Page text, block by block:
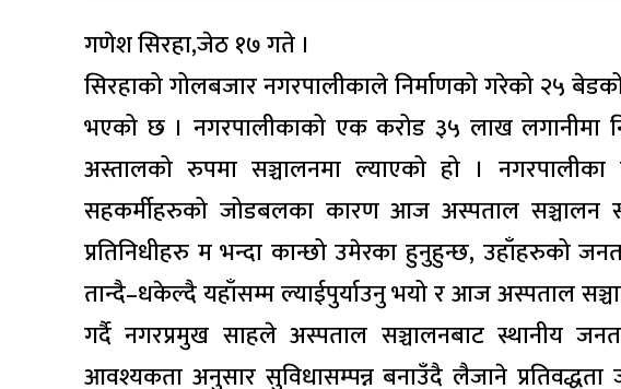
गणेश सिरहा,जेठ १७ गते ।
सिरहाको गोलबजार नगरपालीकाले निर्माणको गरेको २५
भएको छ । नगरपालीकाको एक करोड ३५ लाख लगानीमा
अस्तालको रुपमा सञ्चालनमा ल्याएको हो ।
सहकर्मीहरुको जोडबलका कारण आज अस्पताल
प्रतिनिधीहरु म भन्दा कान्छो उमेरका हुनुहुन्छ, उहाँहरुको
तान्दै–धकेल्दै यहाँसम्म ल्याईपुर्याउनु भयो र आज अस्पताल
गर्दै नगरप्रमुख साहले अस्पताल सञ्चालनबाट स्थानीय
आवश्यकता अनुसार सुविधासम्पन्न बनाउँदै लैजाने प्रतिवद्धता